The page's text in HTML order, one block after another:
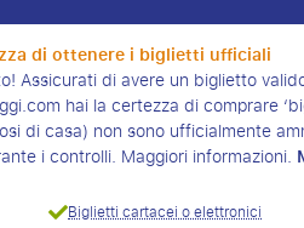
di ottenere i biglietti ufficiali
Assicurati di avere un biglietto
hai la certezza di comprare
di casa) non sono ufficialmente
i controlli. Maggiori informazioni.
Biglietti cartacei o elettronici